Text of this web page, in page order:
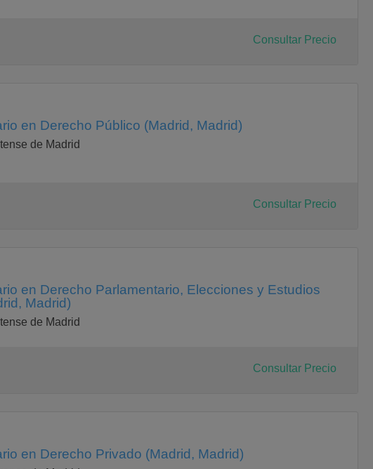
Consultar Precio
en Derecho Público (Madrid, Madrid)
de Madrid
Consultar Precio
en Derecho Parlamentario, Elecciones y Estudios
Madrid)
de Madrid
Consultar Precio
en Derecho Privado (Madrid, Madrid)